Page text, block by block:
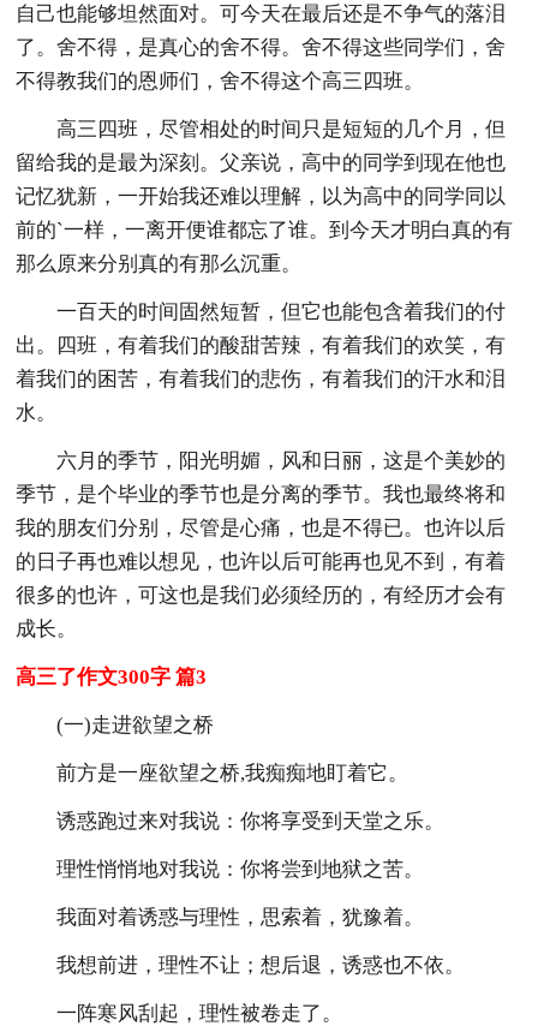
自己也能够坦然面对。可今天在最后还是不争气的落泪
了。舍不得，是真心的舍不得。舍不得这些同学们，舍
不得教我们的恩师们，舍不得这个高三四班。
高三四班，尽管相处的时间只是短短的几个月，但
留给我的是最为深刻。父亲说，高中的同学到现在他也
记忆犹新，一开始我还难以理解，以为高中的同学同以
前的`一样，一离开便谁都忘了谁。到今天才明白真的有
那么原来分别真的有那么沉重。
一百天的时间固然短暂，但它也能包含着我们的付
出。四班，有着我们的酸甜苦辣，有着我们的欢笑，有
着我们的困苦，有着我们的悲伤，有着我们的汗水和泪
水。
六月的季节，阳光明媚，风和日丽，这是个美妙的
季节，是个毕业的季节也是分离的季节。我也最终将和
我的朋友们分别，尽管是心痛，也是不得已。也许以后
的日子再也难以想见，也许以后可能再也见不到，有着
很多的也许，可这也是我们必须经历的，有经历才会有
成长。
高三了作文300字 篇3
(一)走进欲望之桥
前方是一座欲望之桥,我痴痴地盯着它。
诱惑跑过来对我说：你将享受到天堂之乐。
理性悄悄地对我说：你将尝到地狱之苦。
我面对着诱惑与理性，思索着，犹豫着。
我想前进，理性不让；想后退，诱惑也不依。
一阵寒风刮起，理性被卷走了。